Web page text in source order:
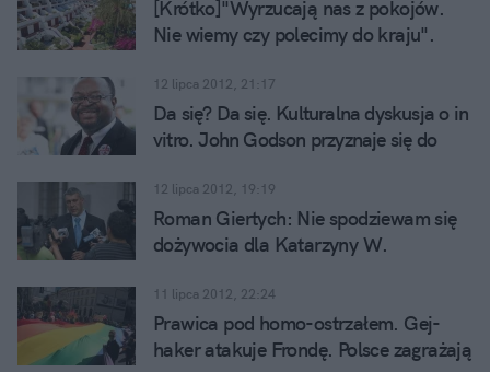
[Krótko]"Wyrzucają nas z pokojów.
Nie wiemy czy polecimy do kraju".
12 lipca 2012, 21:17
Da się? Da się. Kulturalna dyskusja o in
vitro. John Godson przyznaje się do
religii
12 lipca 2012, 19:19
Roman Giertych: Nie spodziewam się
dożywocia dla Katarzyny W.
11 lipca 2012, 22:24
Prawica pod homo-ostrzałem. Gej-
haker atakuje Frondę. Polsce zagrażają